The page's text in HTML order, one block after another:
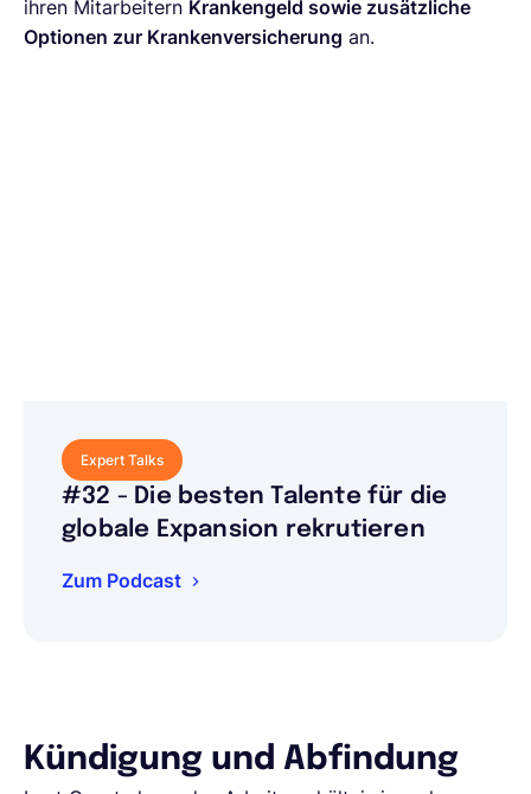
ihren Mitarbeitern Krankengeld sowie zusätzliche
Optionen zur Krankenversicherung an.
Expert Talks
#32 - Die besten Talente für die
globale Expansion rekrutieren
Zum Podcast
Kündigung und Abfindung